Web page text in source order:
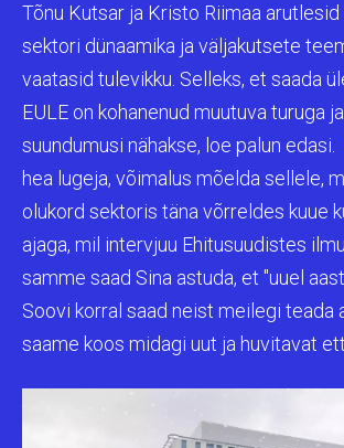
Tõnu Kutsar ja Kristo Riimaa
sektori dünaamika ja väljakutsete
vaatasid tulevikku. Selleks, et saada
EULE on kohanenud muutuva turuga
suundumusi nähakse, loe palun edasi.
hea lugeja, võimalus mõelda sellele,
olukord sektoris täna võrreldes kuue
ajaga, mil intervjuu Ehitusuudistes
samme saad Sina astuda, et "uuel
Soovi korral saad neist meilegi teada
saame koos midagi uut ja huvitavat